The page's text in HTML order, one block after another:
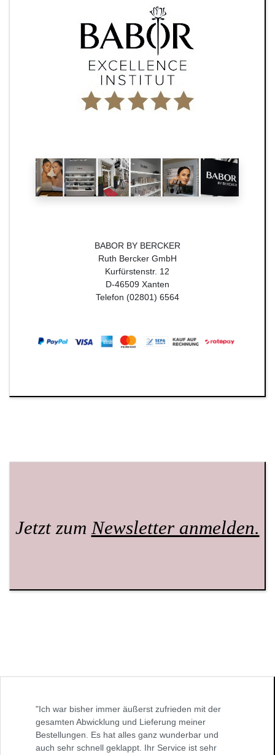
BABOR BY BERCKER
Ruth Bercker GmbH
Kurfürstenstr. 12
D-46509 Xanten
Telefon (02801) 6564
Jetzt zumNewsletter anmelden.
"Ich war bisher immer äußerst zufrieden mit der
gesamten Abwicklung und Lieferung meiner
Bestellungen. Es hat alles ganz wunderbar und
auch sehr schnell geklappt. Ihr Service ist sehr